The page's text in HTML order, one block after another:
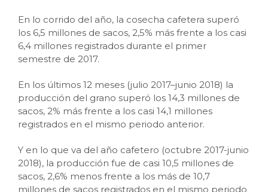
En lo corrido del año, la cosecha cafetera superó
los 6,5 millones de sacos, 2,5% más frente a los casi
6,4 millones registrados durante el primer
semestre de 2017.
En los últimos 12 meses (julio 2017–junio 2018) la
producción del grano superó los 14,3 millones de
sacos, 2% más frente a los casi 14,1 millones
registrados en el mismo periodo anterior.
Y en lo que va del año cafetero (octubre 2017-junio
2018), la producción fue de casi 10,5 millones de
sacos, 2,6% menos frente a los más de 10,7
millones de sacos registrados en el mismo periodo